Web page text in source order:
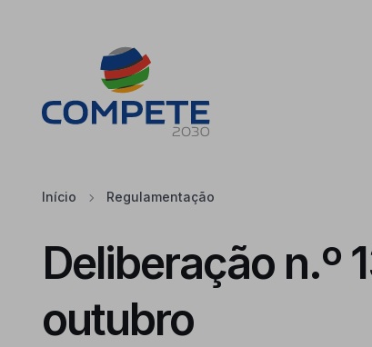
Início Regulamentação
Deliberação n.º
outubro